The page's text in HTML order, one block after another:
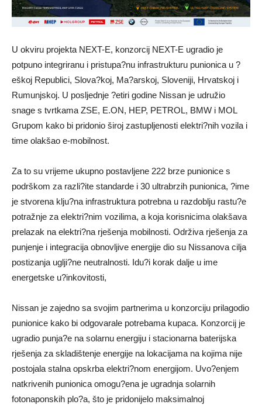
U okviru projekta NEXT-E, konzorcij NEXT-E ugradio je
potpuno integriranu i pristupa?nu infrastrukturu punionica u ?
eškoj Republici, Slova?koj, Ma?arskoj, Sloveniji, Hrvatskoj i
Rumunjskoj. U posljednje ?etiri godine Nissan je udružio
snage s tvrtkama ZSE, E.ON, HEP, PETROL, BMW i MOL
Grupom kako bi pridonio široj zastupljenosti elektri?nih vozila i
time olakšao e-mobilnost.
Za to su vrijeme ukupno postavljene 222 brze punionice s
podrškom za razli?ite standarde i 30 ultrabrzih punionica, ?ime
je stvorena klju?na infrastruktura potrebna u razdoblju rastu?e
potražnje za elektri?nim vozilima, a koja korisnicima olakšava
prelazak na elektri?na rješenja mobilnosti. Održiva rješenja za
punjenje i integracija obnovljive energije dio su Nissanova cilja
postizanja uglji?ne neutralnosti. Idu?i korak dalje u ime
energetske u?inkovitosti,
Nissan je zajedno sa svojim partnerima u konzorciju prilagodio
punionice kako bi odgovarale potrebama kupaca. Konzorcij je
ugradio punja?e na solarnu energiju i stacionarna baterijska
rješenja za skladištenje energije na lokacijama na kojima nije
postojala stalna opskrba elektri?nom energijom. Uvo?enjem
natkrivenih punionica omogu?ena je ugradnja solarnih
fotonaponskih plo?a, što je pridonijelo maksimalnoj